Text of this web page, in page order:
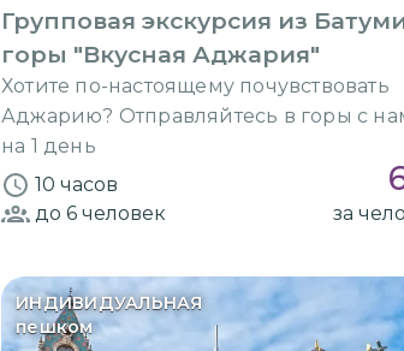
Групповая экскурсия из
горы "Вкусная Аджария"
Хотите по-настоящему почувствовать
Аджарию? Отправляйтесь в горы с
на 1 день
10 часов
до 6 человек за
ИНДИВИДУАЛЬНАЯ
пешком